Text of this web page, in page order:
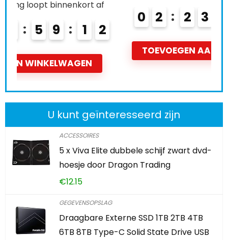
9 1
TOEVOEGEN AAN WINKELWAGEN
U kunt geïnteresseerd zijn
ACCESSOIRES
5 x Viva Elite dubbele schijf zwart dvd-
hoesje door Dragon Trading
€12.15
GEGEVENSOPSLAG
Draagbare Externe SSD 1TB 2TB 4TB
6TB 8TB Type-C Solid State Drive USB